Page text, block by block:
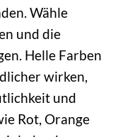
Wähle
und die
Helle Farben
wirken,
und
Rot, Orange